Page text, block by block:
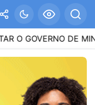
DE MINAS